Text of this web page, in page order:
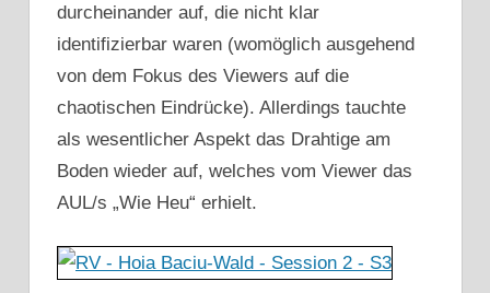
durcheinander auf, die nicht klar
identifizierbar waren (womöglich ausgehend
von dem Fokus des Viewers auf die
chaotischen Eindrücke). Allerdings tauchte
als wesentlicher Aspekt das Drahtige am
Boden wieder auf, welches vom Viewer das
AUL/s „Wie Heu“ erhielt.